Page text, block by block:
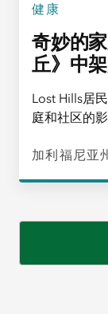
健康
奇妙的
丘》中
Lost Hills居
庭和社区的
加利福尼亚